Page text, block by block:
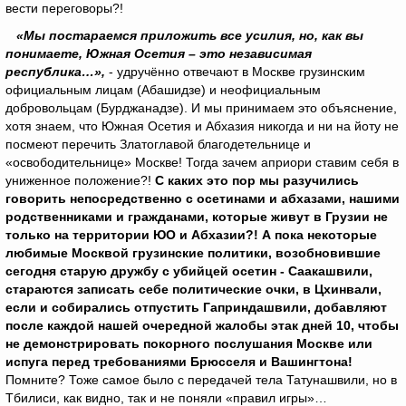
вести переговоры?!
«Мы постараемся приложить все усилия, но, как вы
понимаете, Южная Осетия – это независимая
республика…», - удручённо отвечают в Москве грузинским
официальным лицам (Абашидзе) и неофициальным
добровольцам (Бурджанадзе). И мы принимаем это объяснение,
хотя знаем, что Южная Осетия и Абхазия никогда и ни на йоту не
посмеют перечить Златоглавой благодетельнице и
«освободительнице» Москве! Тогда зачем априори ставим себя в
униженное положение?! С каких это пор мы разучились
говорить непосредственно с осетинами и абхазами, нашими
родственниками и гражданами, которые живут в Грузии не
только на территории ЮО и Абхазии?! А пока некоторые
любимые Москвой грузинские политики, возобновившие
сегодня старую дружбу с убийцей осетин - Саакашвили,
стараются записать себе политические очки, в Цхинвали,
если и собирались отпустить Гаприндашвили, добавляют
после каждой нашей очередной жалобы этак дней 10, чтобы
не демонстрировать покорного послушания Москве или
испуга перед требованиями Брюсселя и Вашингтона!
Помните? Тоже самое было с передачей тела Татунашвили, но в
Тбилиси, как видно, так и не поняли «правил игры»…